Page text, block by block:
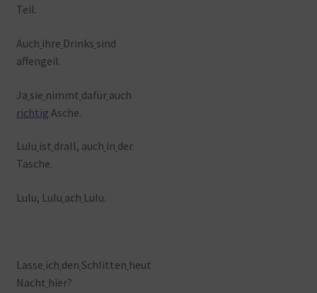
Teil.
Auch ihre Drinks sind
affengeil.
Ja sie nimmt dafür auch
richtig Asche.
Lulu ist drall, auch in der
Tasche.
Lulu, Lulu ach Lulu.
Lasse ich den Schlitten heut
Nacht hier?